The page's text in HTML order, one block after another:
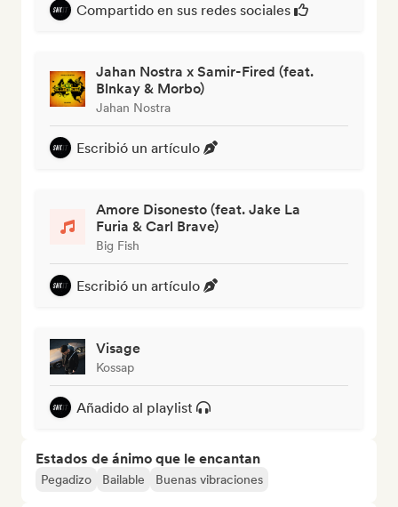
Compartido en sus redes sociales
Jahan Nostra x Samir-Fired (feat.
Blnkay & Morbo)
Jahan Nostra
Escribió un artículo
Amore Disonesto (feat. Jake La
Furia & Carl Brave)
Big Fish
Escribió un artículo
Visage
Kossap
Añadido al playlist
Estados de ánimo que le encantan
Pegadizo Bailable Buenas vibraciones